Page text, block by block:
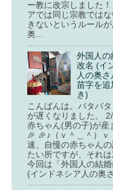
ー教に改宗しました
アでは同じ宗教では
きないというルール
奥...
外国人の
改名 (イ
人の奥
苗字を追
き)
こんばんは。バタバ
が遅くなりました。
赤ちゃん(男の子)が産
🎉 🎉♪（ｖ＾＿＾）ｖ
速、自慢の赤ちゃんの
たい所ですが、それ
今回は「外国人の結
(インドネシア人の奥